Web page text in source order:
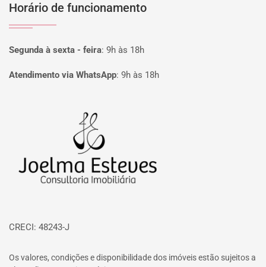
Horário de funcionamento
Segunda à sexta - feira: 9h às 18h
Atendimento via WhatsApp: 9h às 18h
CRECI: 48243-J
Os valores, condições e disponibilidade dos imóveis estão sujeitos a